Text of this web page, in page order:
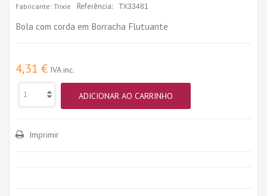
Fabricante: Trixie Referência: TX33481
Bola com corda em Borracha Flutuante
4,31 € IVA inc.
ADICIONAR AO CARRINHO
Imprimir